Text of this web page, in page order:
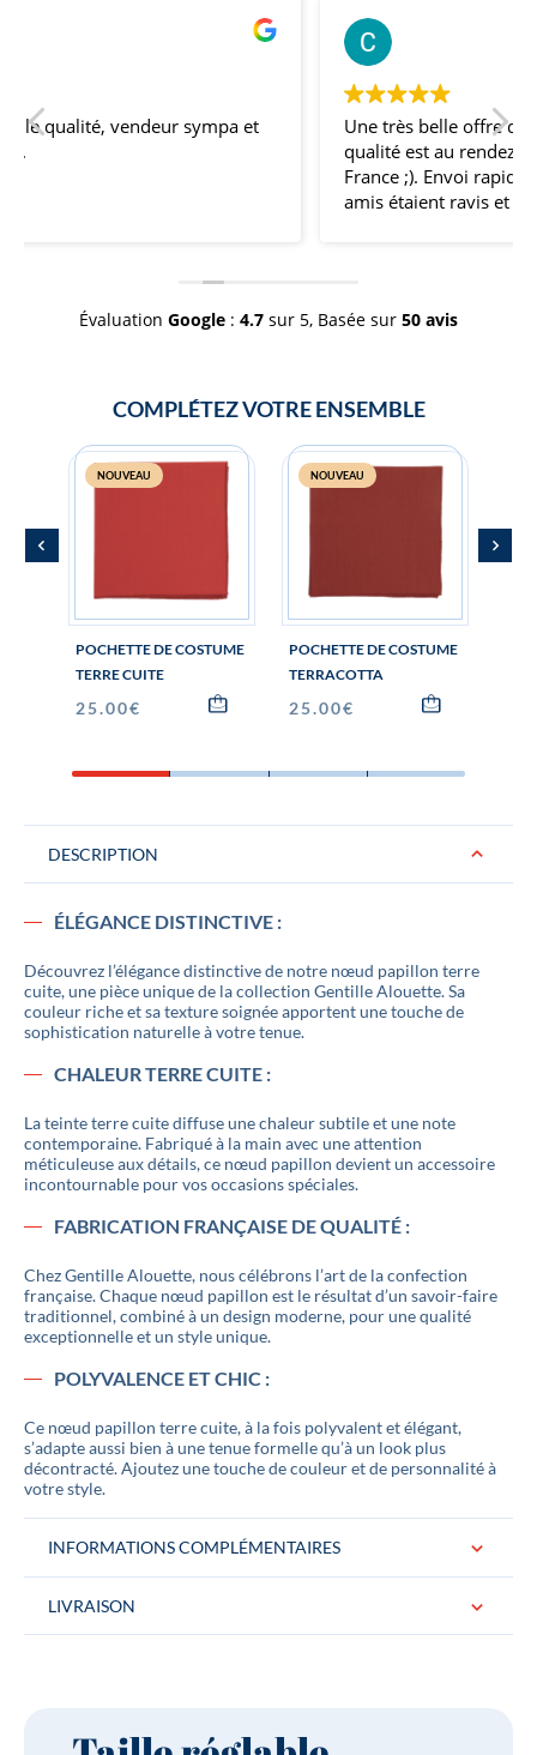
Une très belle offre de nœuds papillons, la
qualité est au rendez-vous, c'est bien du made in
France ;). Envoi rapide et soigné ! Mes témoins et
amis étaient ravis et nous avons fait une belle
Évaluation Google : 4.7 sur 5, Basée sur 50 avis
DESCRIPTION
ÉLÉGANCE DISTINCTIVE :
Découvrez l’élégance distinctive de notre nœud papillon terre
cuite, une pièce unique de la collection Gentille Alouette. Sa
couleur riche et sa texture soignée apportent une touche de
sophistication naturelle à votre tenue.
CHALEUR TERRE CUITE :
La teinte terre cuite diffuse une chaleur subtile et une note
contemporaine. Fabriqué à la main avec une attention
méticuleuse aux détails, ce nœud papillon devient un accessoire
incontournable pour vos occasions spéciales.
FABRICATION FRANÇAISE DE QUALITÉ :
Chez Gentille Alouette, nous célébrons l’art de la confection
française. Chaque nœud papillon est le résultat d’un savoir-faire
traditionnel, combiné à un design moderne, pour une qualité
exceptionnelle et un style unique.
POLYVALENCE ET CHIC :
Ce nœud papillon terre cuite, à la fois polyvalent et élégant,
s’adapte aussi bien à une tenue formelle qu’à un look plus
décontracté. Ajoutez une touche de couleur et de personnalité à
votre style.
INFORMATIONS COMPLÉMENTAIRES
LIVRAISON
COMPLÉTEZ VOTRE ENSEMBLE
NOUVEAU
POCHETTE DE COSTUME
TERRE CUITE
25.00€
NOUVEAU
POCHETTE DE COSTUME
TERRACOTTA
25.00€